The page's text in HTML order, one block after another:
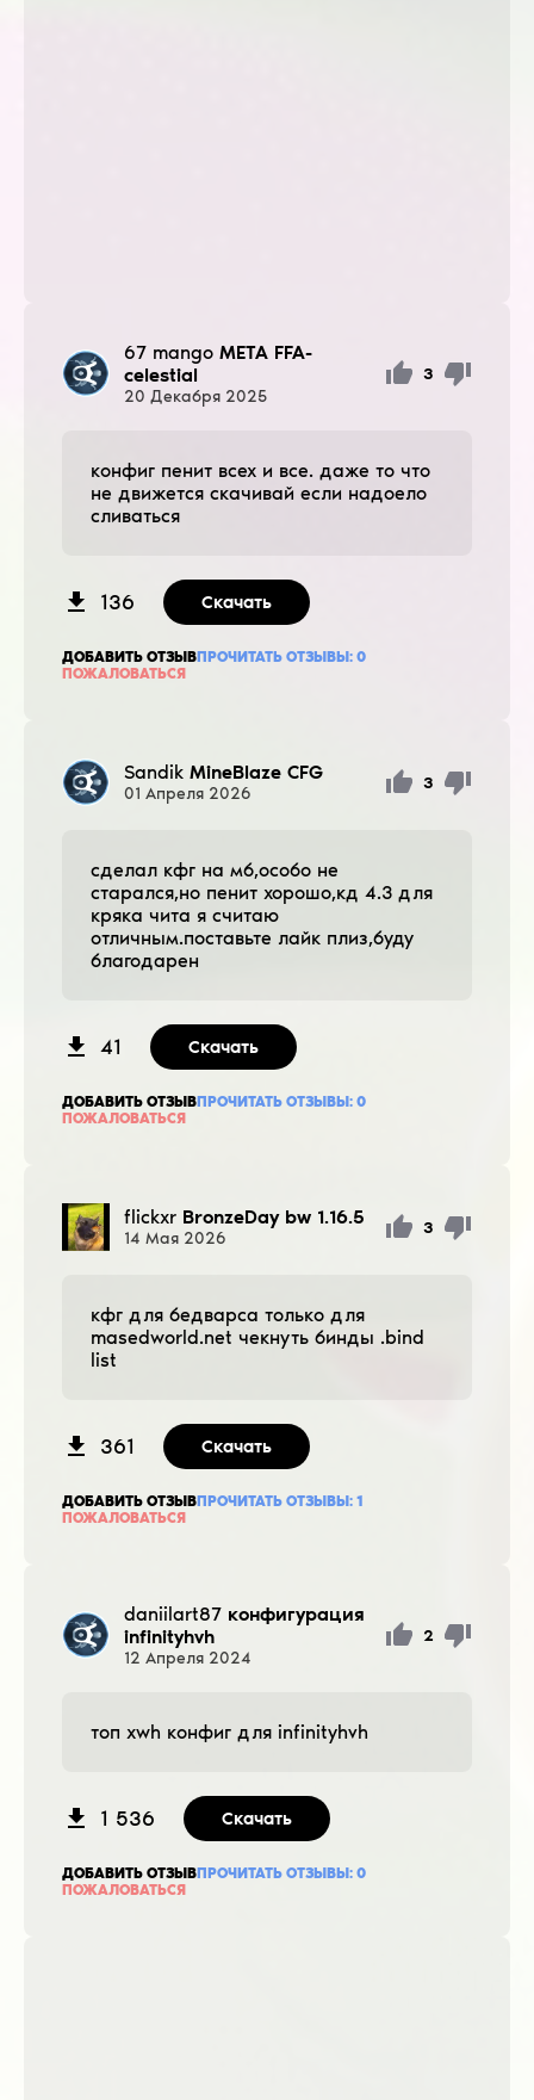
67 mango META FFA-
celestial
20 Декабря 2025
3
конфиг пенит всех и все. даже то что
не движется скачивай если надоело
сливаться
136 Скачать
ДОБАВИТЬ ОТЗЫВПРОЧИТАТЬ ОТЗЫВЫ: 0
ПОЖАЛОВАТЬСЯ
Sandik MineBlaze CFG
01 Апреля 2026
3
сделал кфг на мб,особо не
старался,но пенит хорошо,кд 4.3 для
кряка чита я считаю
отличным.поставьте лайк плиз,буду
благодарен
41 Скачать
ДОБАВИТЬ ОТЗЫВПРОЧИТАТЬ ОТЗЫВЫ: 0
ПОЖАЛОВАТЬСЯ
flickxr BronzeDay bw 1.16.5
14 Мая 2026
3
кфг для бедварса только для
masedworld.net чекнуть бинды .bind
list
361 Скачать
ДОБАВИТЬ ОТЗЫВПРОЧИТАТЬ ОТЗЫВЫ: 1
ПОЖАЛОВАТЬСЯ
daniilart87 конфигурация
infinityhvh
12 Апреля 2024
2
топ хwh конфиг для infinityhvh
1 536 Скачать
ДОБАВИТЬ ОТЗЫВПРОЧИТАТЬ ОТЗЫВЫ: 0
ПОЖАЛОВАТЬСЯ